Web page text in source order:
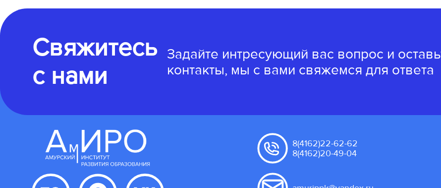
Свяжитесь
с нами
Задайте интресующий вас вопрос и
контакты, мы с вами свяжемся для ответа
8(4162)22-62-62
8(4162)20-49-04